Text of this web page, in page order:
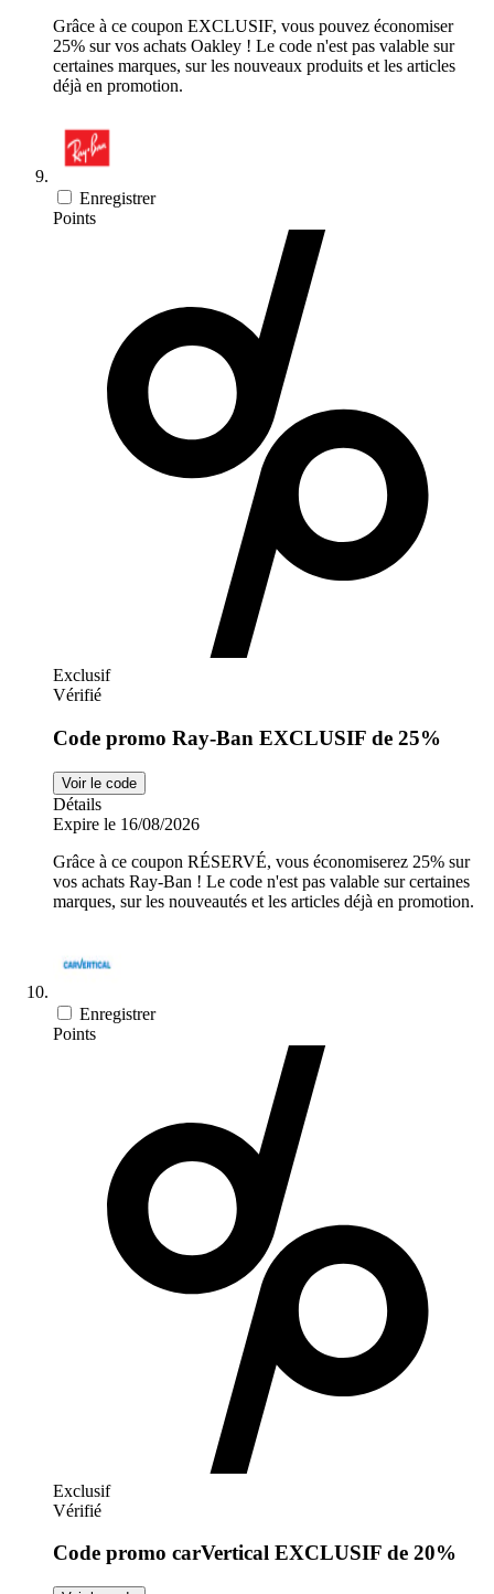
Grâce à ce coupon EXCLUSIF, vous pouvez économiser
25% sur vos achats Oakley ! Le code n'est pas valable sur
certaines marques, sur les nouveaux produits et les articles
déjà en promotion.
Enregistrer
Points
Exclusif
Vérifié
Code promo Ray-Ban EXCLUSIF de 25%
Voir le code
Détails
Expire le 16/08/2026
Grâce à ce coupon RÉSERVÉ, vous économiserez 25% sur
vos achats Ray-Ban ! Le code n'est pas valable sur certaines
marques, sur les nouveautés et les articles déjà en promotion.
Enregistrer
Points
Exclusif
Vérifié
Code promo carVertical EXCLUSIF de 20%